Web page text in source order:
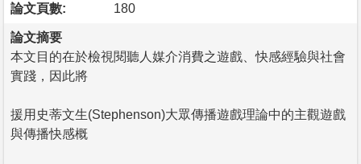
論文頁數: 180
論文摘要
本文目的在於檢視閱聽人媒介消費之遊戲、快感經驗與社會
實踐，因此將
援用史蒂文生(Stephenson)大眾傳播遊戲理論中的主觀遊戲
與傳播快感概